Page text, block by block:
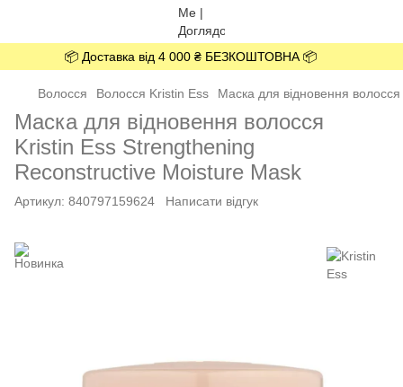
📦 Доставка від 4 000 ₴ БЕЗКОШТОВНА 📦
Волосся Волосся Kristin Ess Маска для відновення
Маска для відновення волосся
Kristin Ess Strengthening
Reconstructive Moisture Mask
Артикул: 840797159624 Написати відгук